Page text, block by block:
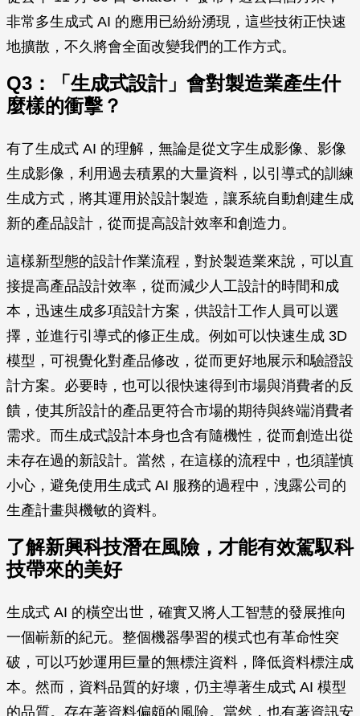
非常多生成式 AI 的應用已紛紛湧現，這些技術正快速
地擴散，不久將會全面改變我們的工作方式。
Q3：「生成式設計」會對製造業產生什
麼樣的衝擊？
有了生成式 AI 的理解，無論是從文字生成影像、影像
生成影像，利用過去積累的大量資料，以引導式的訓練
生成方式，將其運用於設計製造，讓系統自動創建生成
新的產品設計，從而提高設計效率和創造力。
這樣新型態的設計作業流程，對於製造業來說，可以直
接提高產品設計效率，從而減少人工設計的時間和成
本，迅速生成多項設計方案，供設計工作人員可以選
擇，並進行引導式的修正生成。例如可以快速生成 3D
模型，可視覺化對產品修改，從而更好地展示和驗證設
計方案。必要時，也可以很快速得到市場與消費者的反
饋，使其所設計的產品更符合市場的期待與終端消費者
需求。而生成式設計本身也含有隨機性，從而創造出從
未存在過的新設計。當然，在這樣的流程中，也須謹慎
小心，避免使用生成式 AI 服務的過程中，洩露公司的
生產計畫與機敏的資料。
了解新興科技潛在風險，才能有效駕馭科
技帶來的美好
生成式 AI 的橫空出世，確實又將人工智慧的發展推向
一個嶄新的紀元。整個機器學習的模式也有革命性突
破，可以巧妙運用巨量的無標注資料，降低資料標注成
本。然而，資料品質的好壞，仍主導著生成式 AI 模型
的品質。存在著資料偏頗的風險。當然，也有著資訊安